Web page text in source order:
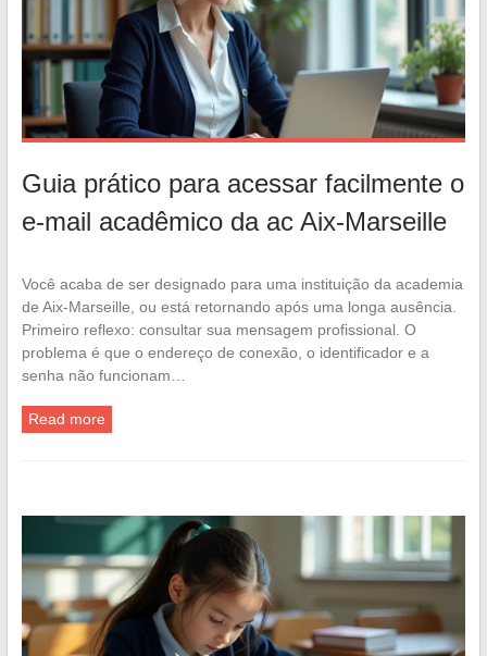
Guia prático para acessar facilmente o
e-mail acadêmico da ac Aix-Marseille
Você acaba de ser designado para uma instituição da academia
de Aix-Marseille, ou está retornando após uma longa ausência.
Primeiro reflexo: consultar sua mensagem profissional. O
problema é que o endereço de conexão, o identificador e a
senha não funcionam…
Read more